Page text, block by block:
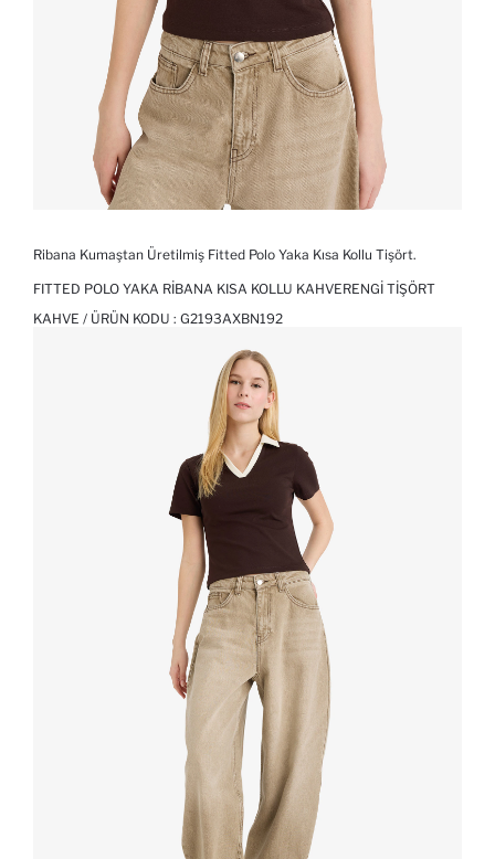
Ribana Kumaştan Üretilmiş Fitted Polo Yaka Kısa Kollu Tişört.
FITTED POLO YAKA RIBANA KISA KOLLU KAHVERENGI TIŞÖRT
KAHVE / ÜRÜN KODU : G2193AXBN192